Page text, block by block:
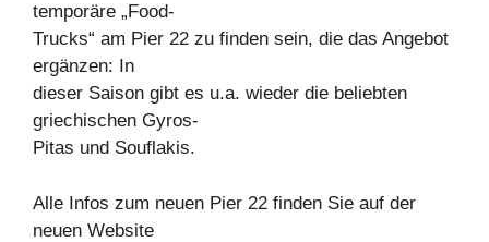
temporäre „Food-
Trucks“ am Pier 22 zu finden sein, die das Angebot
ergänzen: In
dieser Saison gibt es u.a. wieder die beliebten
griechischen Gyros-
Pitas und Souflakis.
Alle Infos zum neuen Pier 22 finden Sie auf der
neuen Website